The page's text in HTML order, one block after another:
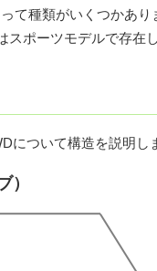
て種類がいくつかあり
スポーツモデルで存在
について構造を説明し
）